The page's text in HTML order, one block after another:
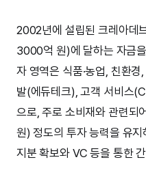
2002년에 설립된 크레아데
3000억 원)에 달하는 자금
자 영역은 식품·농업, 친환
발(에듀테크), 고객 서비스
으로, 주로 소비재와 관련되
원) 정도의 투자 능력을 유
지분 확보와 VC 등을 통한